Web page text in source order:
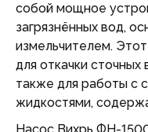
собой мощное
загрязнённых вод,
измельчителем.
для откачки
также для работы с
жидкостями,